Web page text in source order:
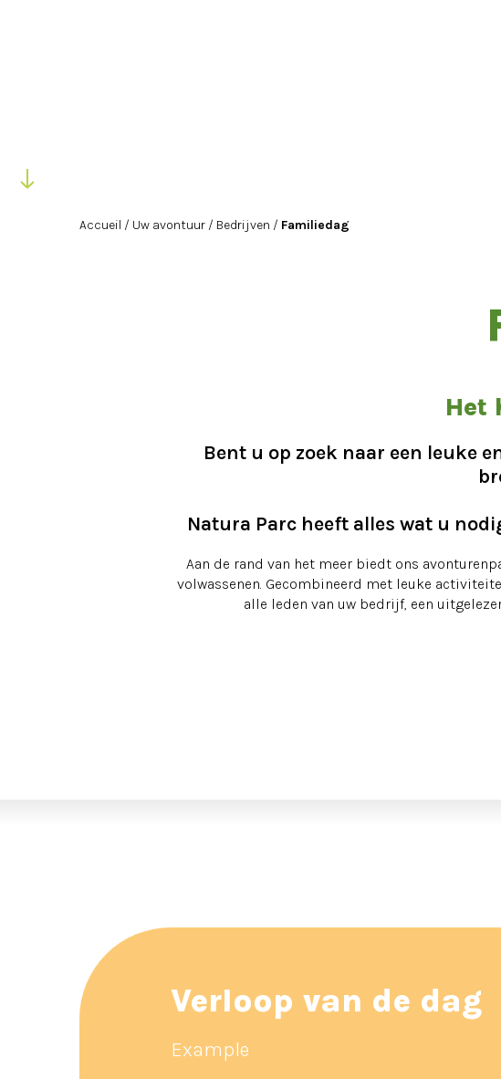
Accueil / Uw avontuur / Bedrijven / Familiedag
Het
Bent u op zoek naar een leuke
Natura Parc heeft alles wat u
Aan de rand van het meer biedt ons
volwassenen. Gecombineerd met leuke
alle leden van uw bedrijf, een
Verloop van de dag
Example